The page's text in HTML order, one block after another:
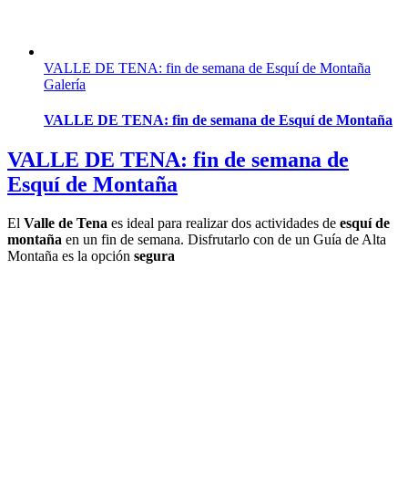
VALLE DE TENA: fin de semana de Esquí de Montaña
Galería
VALLE DE TENA: fin de semana de Esquí de Montaña
VALLE DE TENA: fin de semana de
Esquí de Montaña
El Valle de Tena es ideal para realizar dos actividades de esquí de
montaña en un fin de semana. Disfrutarlo con de un Guía de Alta
Montaña es la opción segura